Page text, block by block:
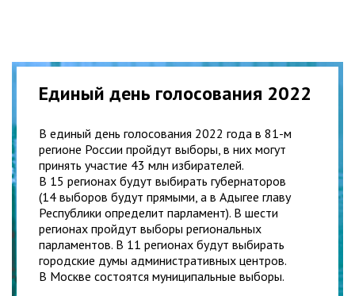
Единый день голосования 2022
В единый день голосования 2022 года в 81-м
регионе России пройдут выборы, в них могут
принять участие 43 млн избирателей.
В 15 регионах будут выбирать губернаторов
(14 выборов будут прямыми, а в Адыгее главу
Республики определит парламент). В шести
регионах пройдут выборы региональных
парламентов. В 11 регионах будут выбирать
городские думы административных центров.
В Москве состоятся муниципальные выборы.